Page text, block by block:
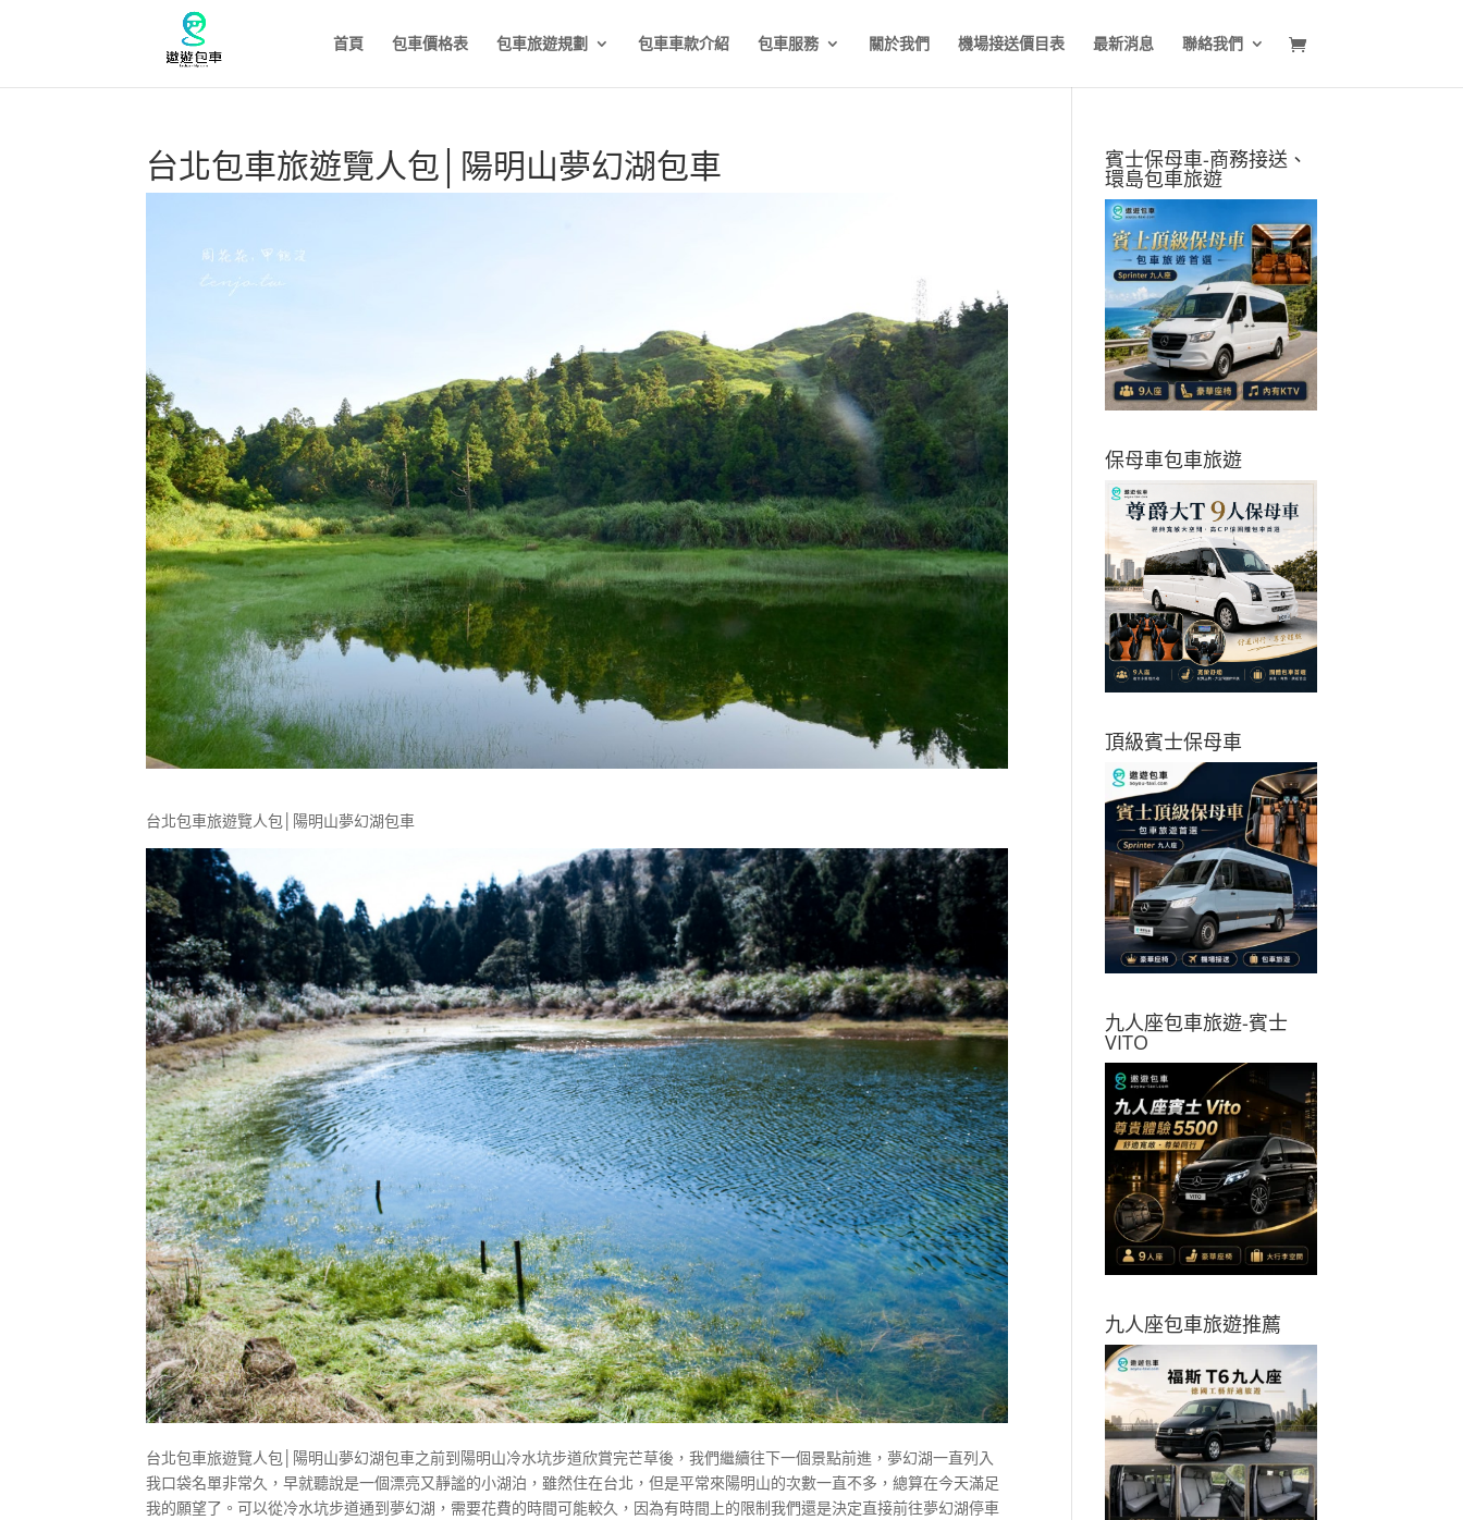
首頁 包車價格表 包車旅遊規劃 包車車款介紹 包車服務 關於我們 機場接送價目表 最新消息 聯絡我們
台北包車旅遊覽人包│陽明山夢幻湖包車
台北包車旅遊覽人包│陽明山夢幻湖包車
台北包車旅遊覽人包│陽明山夢幻湖包車之前到陽明山冷水坑步道欣賞完芒草後，我們繼續往下一個景點前進，夢幻湖一直列入
我口袋名單非常久，早就聽說是一個漂亮又靜謐的小湖泊，雖然住在台北，但是平常來陽明山的次數一直不多，總算在今天滿足
我的願望了。可以從冷水坑步道通到夢幻湖，需要花費的時間可能較久，因為有時間上的限制我們還是決定直接前往夢幻湖停車
賓士保母車-商務接送、
環島包車旅遊
保母車包車旅遊
頂級賓士保母車
九人座包車旅遊-賓士
VITO
九人座包車旅遊推薦